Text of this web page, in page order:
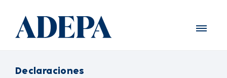
Declaraciones